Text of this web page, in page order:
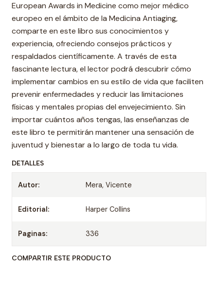
European Awards in Medicine como mejor médico
europeo en el ámbito de la Medicina Antiaging,
comparte en este libro sus conocimientos y
experiencia, ofreciendo consejos prácticos y
respaldados científicamente. A través de esta
fascinante lectura, el lector podrá descubrir cómo
implementar cambios en su estilo de vida que faciliten
prevenir enfermedades y reducir las limitaciones
físicas y mentales propias del envejecimiento. Sin
importar cuántos años tengas, las enseñanzas de
este libro te permitirán mantener una sensación de
juventud y bienestar a lo largo de toda tu vida.
DETALLES
Autor: Mera, Vicente
Editorial: Harper Collins
Paginas: 336
COMPARTIR ESTE PRODUCTO